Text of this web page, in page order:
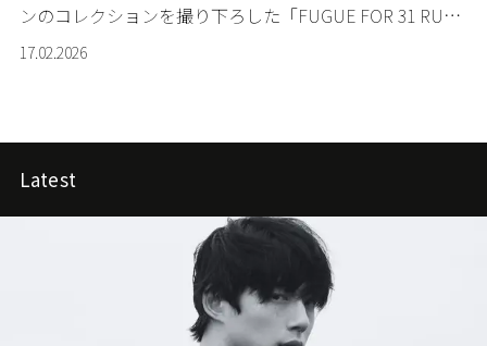
ンのコレクションを撮り下ろした「FUGUE FOR 31 RUE
CAMBON」が、銀座のシャネル・ネクサス・ホールで開
催される。
17.02.2026
Latest